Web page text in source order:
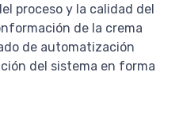
proceso y la calidad del
de la crema
de automatización
del sistema en forma